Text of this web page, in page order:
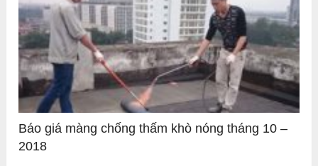
Báo giá màng chống thấm khò nóng tháng 10 –
2018